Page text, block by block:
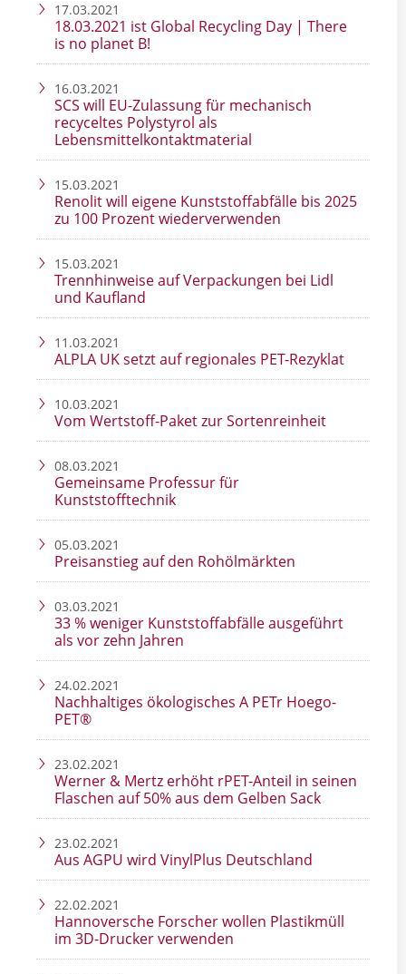
17.03.2021
18.03.2021 ist Global Recycling Day | There
is no planet B!
16.03.2021
SCS will EU-Zulassung für mechanisch
recyceltes Polystyrol als
Lebensmittelkontaktmaterial
15.03.2021
Renolit will eigene Kunststoffabfälle bis 2025
zu 100 Prozent wiederverwenden
15.03.2021
Trennhinweise auf Verpackungen bei Lidl
und Kaufland
11.03.2021
ALPLA UK setzt auf regionales PET-Rezyklat
10.03.2021
Vom Wertstoff-Paket zur Sortenreinheit
08.03.2021
Gemeinsame Professur für
Kunststofftechnik
05.03.2021
Preisanstieg auf den Rohölmärkten
03.03.2021
33 % weniger Kunststoffabfälle ausgeführt
als vor zehn Jahren
24.02.2021
Nachhaltiges ökologisches A PETr Hoego-
PET®
23.02.2021
Werner & Mertz erhöht rPET-Anteil in seinen
Flaschen auf 50% aus dem Gelben Sack
23.02.2021
Aus AGPU wird VinylPlus Deutschland
22.02.2021
Hannoversche Forscher wollen Plastikmüll
im 3D-Drucker verwenden